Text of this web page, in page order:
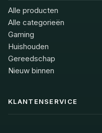
Alle producten
Alle categorieën
Gaming
Huishouden
Gereedschap
Nieuw binnen
KLANTENSERVICE